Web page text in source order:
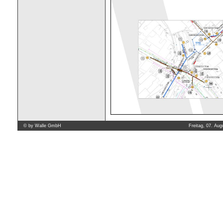
©by Walle GmbH Freitag, 07.